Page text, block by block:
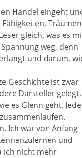
Handel eingeht
Träumen
gleich, was es
weg, denn
und darum,
Geschichte ist zwar
Darsteller gelegt,
es Glenn geht.
Ich war von Anfang
und
ich nicht mehr